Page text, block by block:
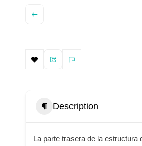
Description
La parte trasera de la estructura